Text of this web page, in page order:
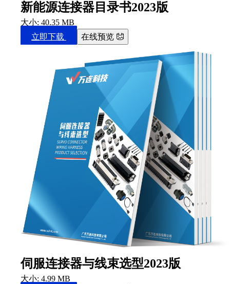
新能源连接器目录书2023版
大小: 40.35 MB
立即下载
在线预览
伺服连接器与线束选型2023版
大小: 4.99 MB